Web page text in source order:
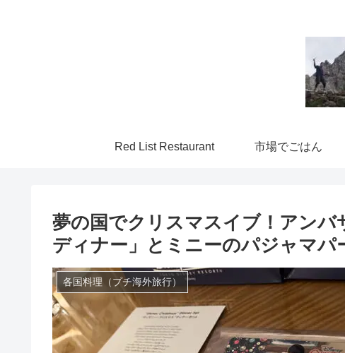
Red List Restaurant 市場でごはん
夢の国でクリスマスイブ！アン
ディナー」とミニーのパジャマパ
各国料理（プチ海外旅行）